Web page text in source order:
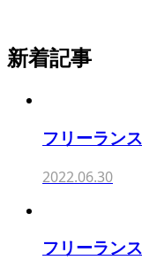
新着記事
フリーラン
2022.06.30
フリーラン